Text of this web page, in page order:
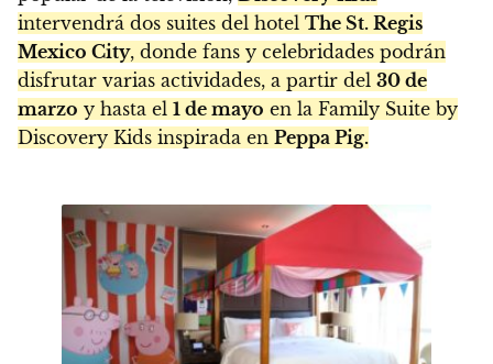
intervendrá dos suites del hotel The St. Regis
Mexico City, donde fans y celebridades podrán
disfrutar varias actividades, a partir del 30 de
marzo y hasta el 1 de mayo en la Family Suite by
Discovery Kids inspirada en Peppa Pig.